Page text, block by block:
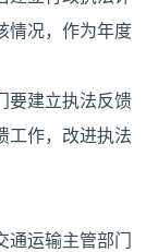
情况，作为年度
要建立执法反馈
工作，改进执法
运输主管部门